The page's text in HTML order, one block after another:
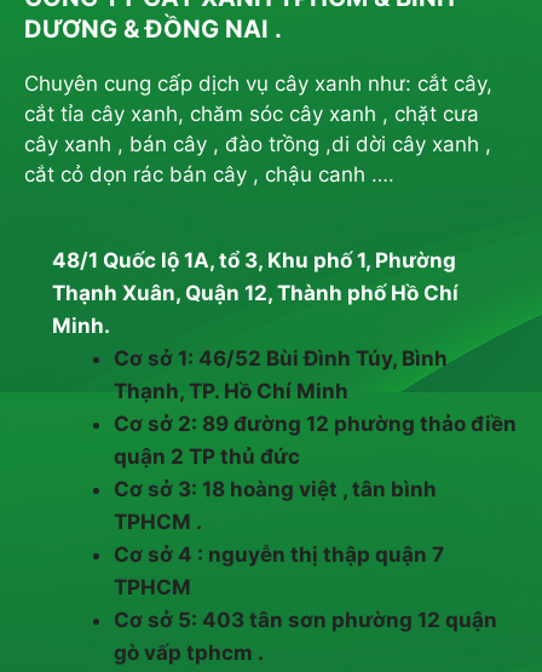
DƯƠNG & ĐỒNG NAI .
Chuyên cung cấp dịch vụ cây xanh như: cắt cây,
cắt tỉa cây xanh, chăm sóc cây xanh , chặt cưa
cây xanh , bán cây , đào trồng ,di dời cây xanh ,
cắt cỏ dọn rác bán cây , chậu canh ….
48/1 Quốc lộ 1A, tổ 3, Khu phố 1, Phường
Thạnh Xuân, Quận 12, Thành phố Hồ Chí
Minh.
Cơ sở 1: 46/52 Bùi Đình Túy, Bình
Thạnh, TP. Hồ Chí Minh
Cơ sở 2: 89 đường 12 phường thảo điền
quận 2 TP thủ đức
Cơ sở 3: 18 hoàng việt , tân bình
TPHCM .
Cơ sở 4 : nguyễn thị thập quận 7
TPHCM
Cơ sở 5: 403 tân sơn phường 12 quận
gò vấp tphcm .